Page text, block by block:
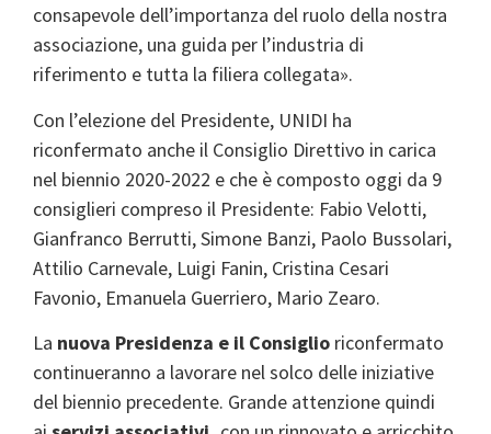
consapevole dell’importanza del ruolo della nostra
associazione, una guida per l’industria di
riferimento e tutta la filiera collegata».
Con l’elezione del Presidente, UNIDI ha
riconfermato anche il Consiglio Direttivo in carica
nel biennio 2020-2022 e che è composto oggi da 9
consiglieri compreso il Presidente: Fabio Velotti,
Gianfranco Berrutti, Simone Banzi, Paolo Bussolari,
Attilio Carnevale, Luigi Fanin, Cristina Cesari
Favonio, Emanuela Guerriero, Mario Zearo.
La nuova Presidenza e il Consiglio riconfermato
continueranno a lavorare nel solco delle iniziative
del biennio precedente. Grande attenzione quindi